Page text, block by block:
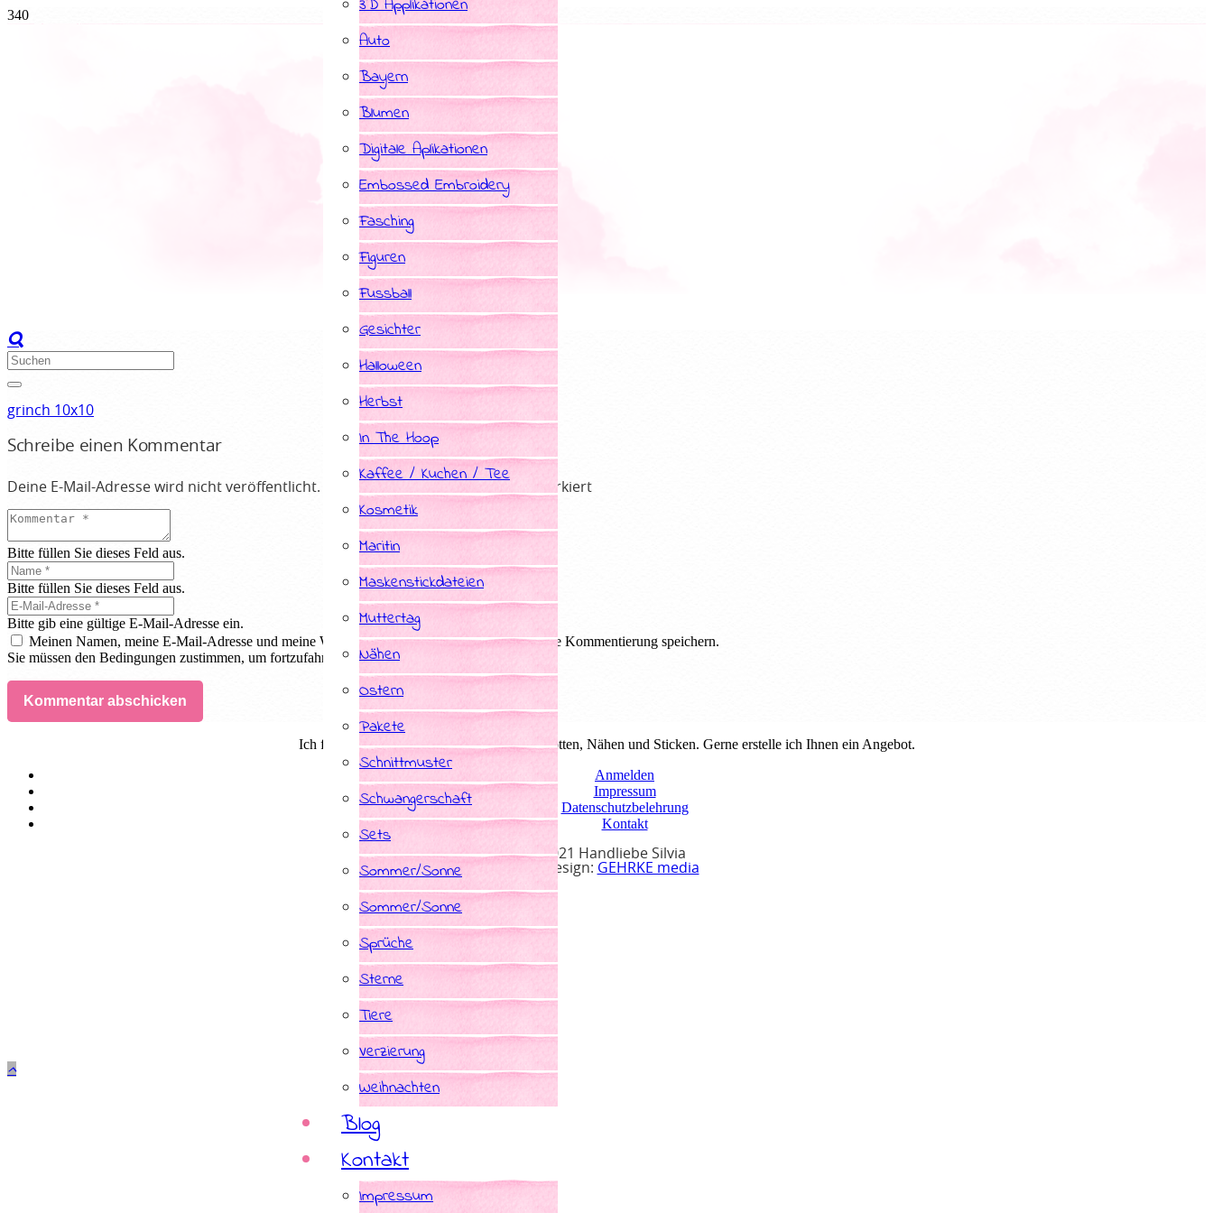
3D Applikationen
Auto
Bayern
Blumen
Digitale Aplikationen
Embossed Embroidery
Fasching
Figuren
Fussball
Gesichter
Halloween
Herbst
In The Hoop
Kaffee / Kuchen / Tee
Kosmetik
Maritin
Maskenstickdateien
Muttertag
Nähen
Ostern
Pakete
Schnittmuster
Schwangerschaft
Sets
Sommer/Sonne
Sommer/Sonne
Sprüche
Sterne
Tiere
Verzierung
Weihnachten
Blog
Kontakt
Impressum
grinch 10x10
Schreibe einen Kommentar
Deine E-Mail-Adresse wird nicht veröffentlicht. markiert
Bitte füllen Sie dieses Feld aus.
Bitte füllen Sie dieses Feld aus.
Bitte gib eine gültige E-Mail-Adresse ein.
Meinen Namen, meine E-Mail-Adresse und meine Website in diesem Browser für die nächste Kommentierung speichern.
Sie müssen den Bedingungen zustimmen, um fortzufahren.
Kommentar abschicken
Ich fertige Individuelle Schnittmuster zum plotten, Nähen und Sticken. Gerne erstelle ich Ihnen ein Angebot.
Anmelden
Impressum
Datenschutzbelehrung
Kontakt
© 2021 Handliebe Silvia
Webdesign: GEHRKE media